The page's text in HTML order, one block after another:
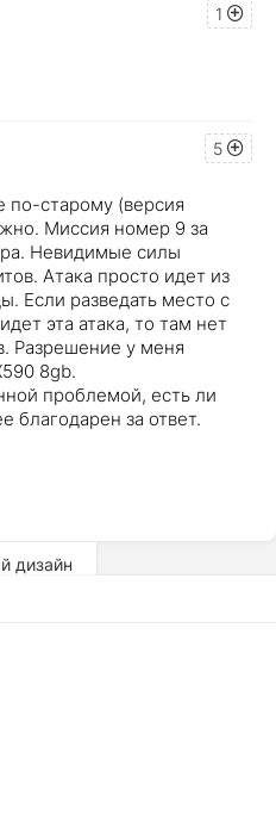
1
5
по-старому (версия
Миссия номер 9 за
Невидимые силы
Атака просто идет из
Если разведать место с
эта атака, то там нет
Разрешение у меня
8gb.
проблемой, есть ли
благодарен за ответ.
дизайн